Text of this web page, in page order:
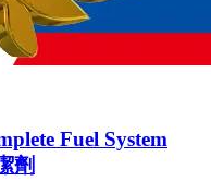
Fuel System
劑